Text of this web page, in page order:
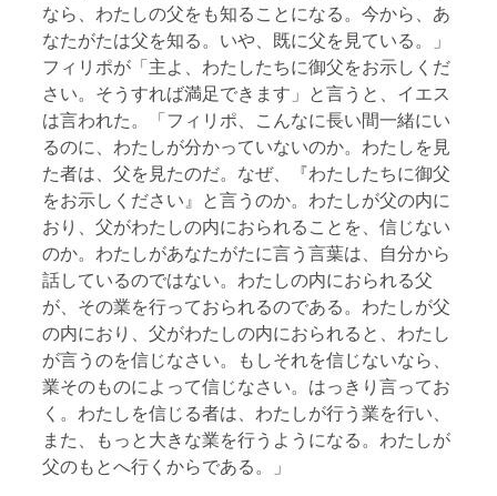
なら、わたしの父をも知ることになる。今から、あ
なたがたは父を知る。いや、既に父を見ている。」
フィリポが「主よ、わたしたちに御父をお示しくだ
さい。そうすれば満足できます」と言うと、イエス
は言われた。「フィリポ、こんなに長い間一緒にい
るのに、わたしが分かっていないのか。わたしを見
た者は、父を見たのだ。なぜ、『わたしたちに御父
をお示しください』と言うのか。わたしが父の内に
おり、父がわたしの内におられることを、信じない
のか。わたしがあなたがたに言う言葉は、自分から
話しているのではない。わたしの内におられる父
が、その業を行っておられるのである。わたしが父
の内におり、父がわたしの内におられると、わたし
が言うのを信じなさい。もしそれを信じないなら、
業そのものによって信じなさい。はっきり言ってお
く。わたしを信じる者は、わたしが行う業を行い、
また、もっと大きな業を行うようになる。わたしが
父のもとへ行くからである。」